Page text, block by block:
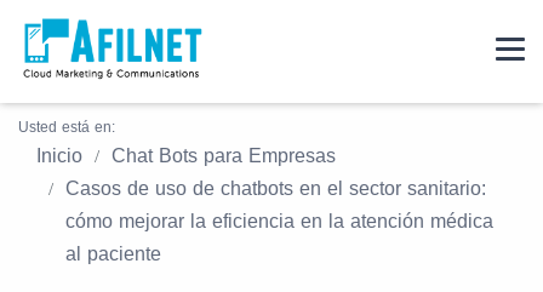
Usted está en:
Inicio
Chat Bots para Empresas
Casos de uso de chatbots en el sector sanitario:
cómo mejorar la eficiencia en la atención médica
al paciente